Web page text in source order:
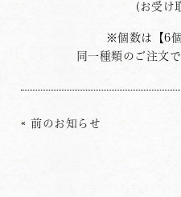
(お受け取
※個数は【6
同一種類のご注文
« 前のお知らせ